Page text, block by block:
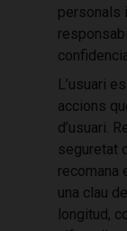
personals
L’usuari
accions
d’usuari.
seguretat
recomana
una clau
longitud,